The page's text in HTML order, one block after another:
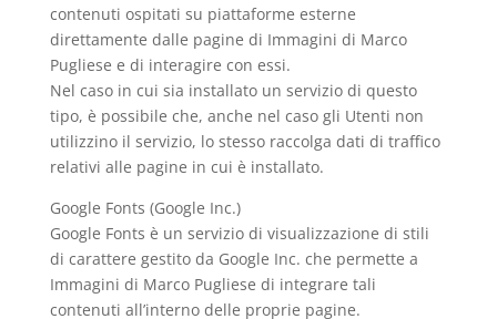
contenuti ospitati su piattaforme esterne
direttamente dalle pagine di Immagini di Marco
Pugliese e di interagire con essi.
Nel caso in cui sia installato un servizio di questo
tipo, è possibile che, anche nel caso gli Utenti non
utilizzino il servizio, lo stesso raccolga dati di traffico
relativi alle pagine in cui è installato.
Google Fonts (Google Inc.)
Google Fonts è un servizio di visualizzazione di stili
di carattere gestito da Google Inc. che permette a
Immagini di Marco Pugliese di integrare tali
contenuti all’interno delle proprie pagine.